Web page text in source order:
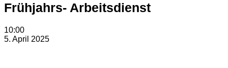
Frühjahrs- Arbeitsdienst
Frühjahrs-
Arbeitsdienst
10:00
5. April 2025